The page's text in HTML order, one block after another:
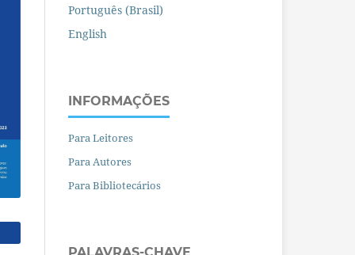
Português (Brasil)
English
INFORMAÇÕES
Para Leitores
Para Autores
Para Bibliotecários